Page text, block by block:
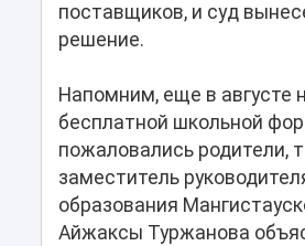
поставщиков, и суд
решение.
Напомним, еще в августе
бесплатной школьной
пожаловались родители,
заместитель
образования
Айжаксы Туржанова